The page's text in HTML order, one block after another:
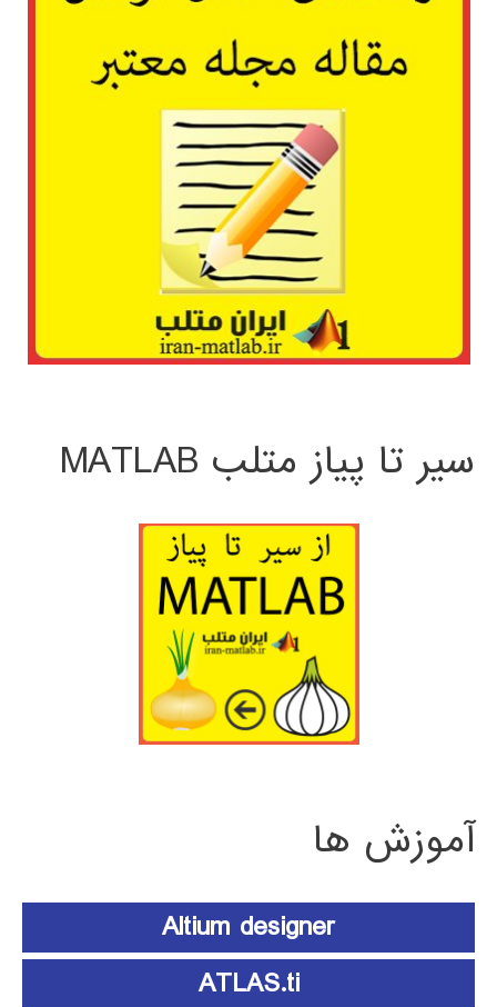
سیر تا پیاز متلب MATLAB
آموزش ها
Altium designer
ATLAS.ti